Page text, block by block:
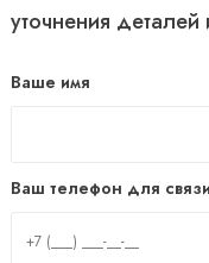
уточнения
Ваше имя
Ваш телефон для связи